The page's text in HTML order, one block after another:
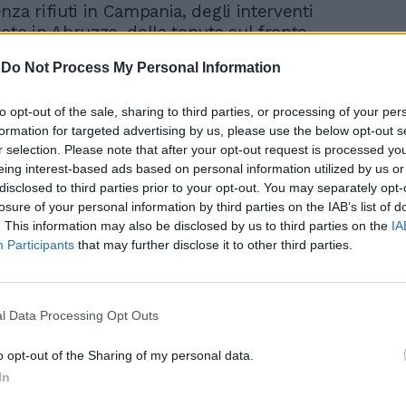
Do Not Process My Personal Information
opt-out of the sale, sharing to third parties, or processing of your
for targeted advertising by us, please use the below opt-out
selection. Please note that after your opt-out request is processed
interest-based ads based on personal information utilized by us
to third parties prior to your opt-out. You may separately
of your personal information by third parties on the IAB’s list of
This information may also be disclosed by us to third parties on the
Participants that may further disclose it to other third parties.
Data Processing Opt Outs
opt-out of the Sharing of my personal data.
rifiuti in Campania, degli interventi
in Abruzzo, della tenuta sul fronte
Ed è Sandro Bondi a scaldare la
e servi», attaccando alcuni intellettuali
In particolare «il professor Campi» e
di Farefuturo, a suo parere troppo
partito e con il suo leader, «una
che come riconoscono tutti giganteggia
chiedendo poi di prendere le distanze da
un uomo e un leader al quale
fa scaldare gli animi dei finiani. Tanto che
discorso. Sono quasi le due quando Fini
mai guardarsi negli occhi. Berlusconi
a non replicare: sul programma era